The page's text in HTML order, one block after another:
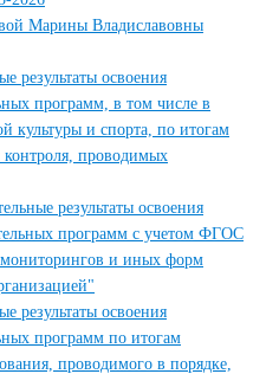
Марины Владиславовны
результаты освоения
программ, в том числе в
культуры и спорта, по итогам
проводимых
результаты освоения
программ с учетом ФГОС
и иных форм
результаты освоения
программ по итогам
проводимого в порядке,